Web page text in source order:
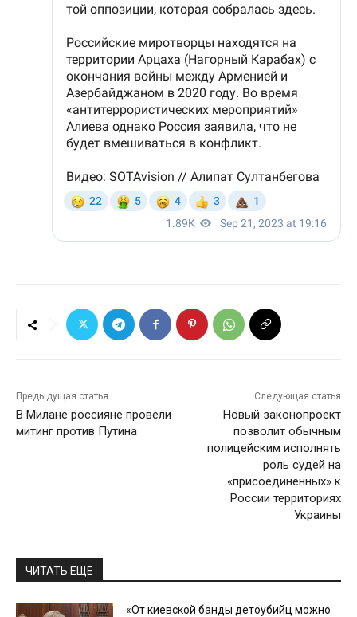
Предыдущая статья
В Милане россияне провели
митинг против Путина
Следующая статья
Новый законопроект
позволит обычным
полицейским исполнять
роль судей на
«присоединенных» к
России территориях
Украины
ЧИТАТЬ ЕЩЕ
«От киевской банды детоубийц можно